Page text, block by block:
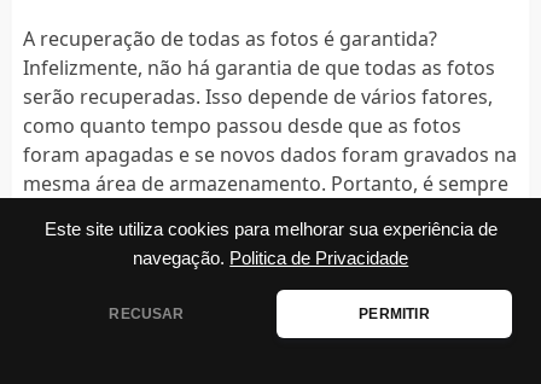
Este site utiliza cookies para melhorar sua experiência de
navegação. Politica de Privacidade
RECUSAR PERMITIR
A recuperação de todas as fotos é garantida?
Infelizmente, não há garantia de que todas as fotos
serão recuperadas. Isso depende de vários fatores,
como quanto tempo passou desde que as fotos
foram apagadas e se novos dados foram gravados na
mesma área de armazenamento. Portanto, é sempre
Os aplicativos para recuperar fotos são seguros?
A maioria dos aplicativos renomados no mercado é
projetada para ser segura e confiável. No entanto,